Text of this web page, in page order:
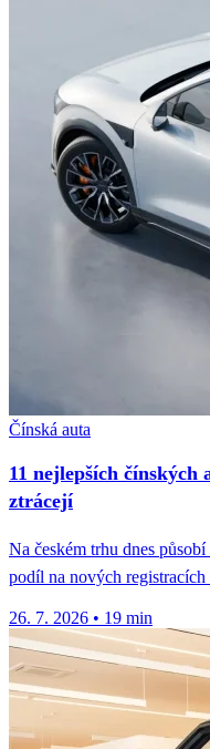
Čínská auta
11 nejlepších čínských
ztrácejí
Na českém trhu dnes
podíl na nových registracích
26. 7. 2026 • 19 min